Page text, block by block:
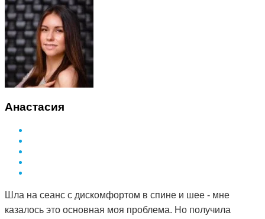
Анастасия
Шла на сеанс с дискомфортом в спине и шее - мне
казалось это основная моя проблема. Но получила